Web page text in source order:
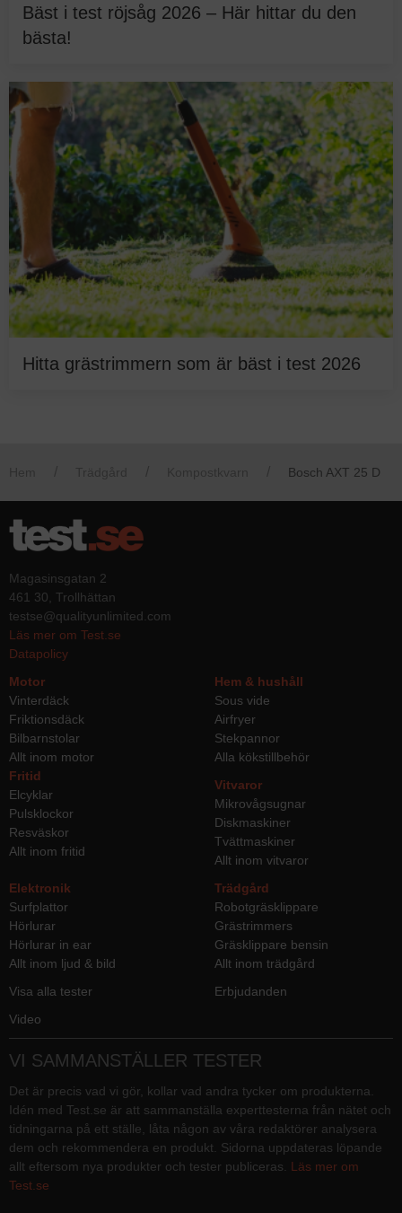
Bäst i test röjsåg 2026 – Här hittar du den
bästa!
Hitta grästrimmern som är bäst i test 2026
Bosch AXT 25 D
Magasinsgatan 2
461 30, Trollhättan
testse@qualityunlimited.com
Läs mer om Test.se
Datapolicy
Motor
Vinterdäck
Friktionsdäck
Bilbarnstolar
Allt inom motor
Hem & hushåll
Sous vide
Airfryer
Stekpannor
Alla kökstillbehör
Fritid
Elcyklar
Pulsklockor
Resväskor
Allt inom fritid
Vitvaror
Mikrovågsugnar
Diskmaskiner
Tvättmaskiner
Allt inom vitvaror
Elektronik
Surfplattor
Hörlurar
Hörlurar in ear
Allt inom ljud & bild
Trädgård
Robotgräsklippare
Grästrimmers
Gräsklippare bensin
Allt inom trädgård
Visa alla tester
Erbjudanden
Video
VI SAMMANSTÄLLER TESTER
Det är precis vad vi gör, kollar vad andra tycker om produkterna.
Idén med Test.se är att sammanställa experttesterna från nätet och
tidningarna på ett ställe, låta någon av våra redaktörer analysera
dem och rekommendera en produkt. Sidorna uppdateras löpande
allt eftersom nya produkter och tester publiceras. Läs mer om
Test.se